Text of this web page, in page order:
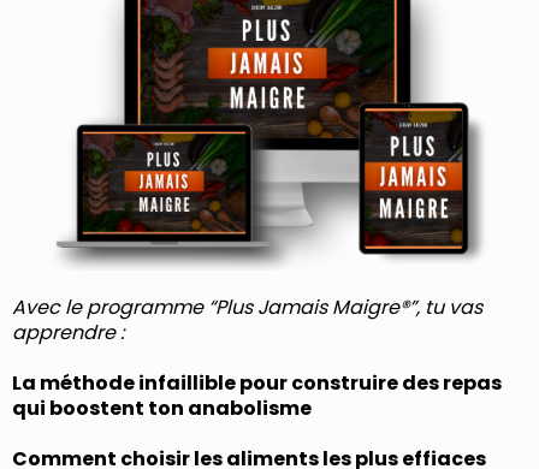
Avec le programme “Plus Jamais Maigre®”, tu vas
apprendre :
La méthode infaillible pour construire des repas
qui boostent ton anabolisme
Comment choisir les aliments les plus effiaces